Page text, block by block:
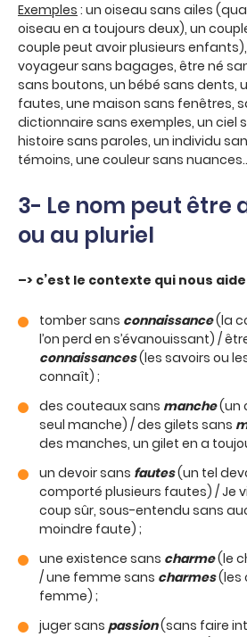
Exemples : un oiseau sans ailes
oiseau en a toujours deux), un
couple peut avoir plusieurs
voyageur sans bagages, être né
sans boutons, un bébé sans dents,
fautes, une maison sans fenêtres,
dictionnaire sans exemples, un ciel
histoire sans paroles, un individu
témoins, une couleur sans
3- Le nom peut être
ou au pluriel
–> c’est le contexte qui nous
tomber sans connaissance(la
l’on perd en s’évanouissant) /
connaissances(les savoirs ou
connaît) ;
des couteaux sans manche(un
seul manche) / des gilets sans
des manches, un gilet en a
un devoir sans fautes(un tel
comporté plusieurs fautes) / Je
coup sûr, sous-entendu sans
moindre faute) ;
une existence sans charme(le
/ une femme sans charmes(les
femme) ;
juger sans passion(sans faire